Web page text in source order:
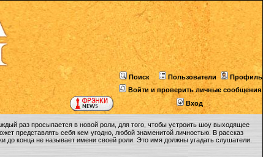
Поиск Пользователи
Профиль
Войти и проверить личные сообщения
Вход
раз просыпается в новой роли, для того, чтобы устроить шоу выходящее
представлять себя кем угодно, любой знаменитой личностью. В рассказ
до конца не называет имени своей роли. Это имя должны угадать слушатели.